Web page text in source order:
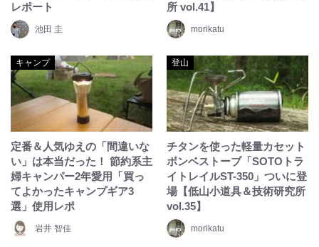
レポート
池田 圭
所 vol.41】
morikatu
キャンプ
定番＆人気ゆえの「間違いな
い」は本当だった！ 節約系主
婦キャンパー2年愛用「買っ
てよかったキャンプギア3
選」使用レポ
岩井 智佳
登山
チタンを使った軽量カセット
ボンベストーブ「SOTOトラ
イトレイルST-350」ついに登
場【低山小道具＆技術研究所
vol.35】
morikatu